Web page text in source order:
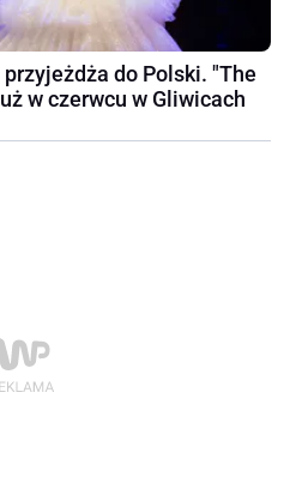
do Polski. "The
w czerwcu w Gliwicach